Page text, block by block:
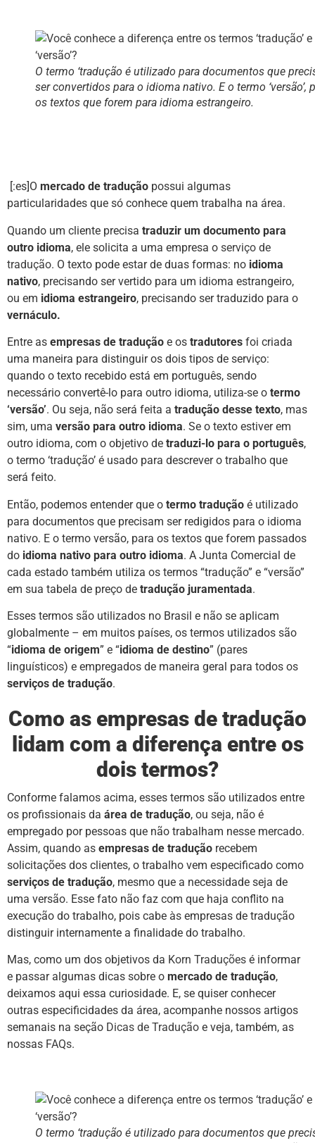
O termo ‘tradução é utilizado para documentos que
ser convertidos para o idioma nativo. E o termo ‘versão’,
os textos que forem para idioma estrangeiro.
[:es]O mercado de tradução possui algumas
particularidades que só conhece quem trabalha na área.
Quando um cliente precisa traduzir um documento para
outro idioma, ele solicita a uma empresa o serviço de
tradução. O texto pode estar de duas formas: no idioma
nativo, precisando ser vertido para um idioma estrangeiro,
ou em idioma estrangeiro, precisando ser traduzido para o
vernáculo.
Entre as empresas de tradução e os tradutores foi criada
uma maneira para distinguir os dois tipos de serviço:
quando o texto recebido está em português, sendo
necessário convertê-lo para outro idioma, utiliza-se o termo
‘versão’. Ou seja, não será feita a tradução desse texto, mas
sim, uma versão para outro idioma. Se o texto estiver em
outro idioma, com o objetivo de traduzi-lo para o português,
o termo ‘tradução’ é usado para descrever o trabalho que
será feito.
Então, podemos entender que o termo tradução é utilizado
para documentos que precisam ser redigidos para o idioma
nativo. E o termo versão, para os textos que forem passados
do idioma nativo para outro idioma. A Junta Comercial de
cada estado também utiliza os termos “tradução” e “versão”
em sua tabela de preço de tradução juramentada.
Esses termos são utilizados no Brasil e não se aplicam
globalmente – em muitos países, os termos utilizados são
“idioma de origem” e “idioma de destino” (pares
linguísticos) e empregados de maneira geral para todos os
serviços de tradução.
Como as empresas de tradução
lidam com a diferença entre os
dois termos?
Conforme falamos acima, esses termos são utilizados entre
os profissionais da área de tradução, ou seja, não é
empregado por pessoas que não trabalham nesse mercado.
Assim, quando as empresas de tradução recebem
solicitações dos clientes, o trabalho vem especificado como
serviços de tradução, mesmo que a necessidade seja de
uma versão. Esse fato não faz com que haja conflito na
execução do trabalho, pois cabe às empresas de tradução
distinguir internamente a finalidade do trabalho.
Mas, como um dos objetivos da Korn Traduções é informar
e passar algumas dicas sobre o mercado de tradução,
deixamos aqui essa curiosidade. E, se quiser conhecer
outras especificidades da área, acompanhe nossos artigos
semanais na seção Dicas de Tradução e veja, também, as
nossas FAQs.
O termo ‘tradução é utilizado para documentos que